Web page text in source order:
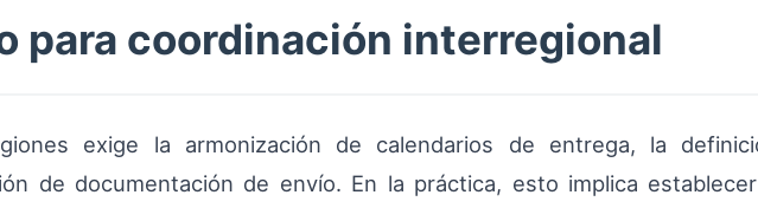
para coordinación interregional
exige la armonización de calendarios de entrega, la
de documentación de envío. En la práctica, esto implica